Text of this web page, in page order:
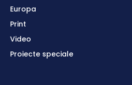
Europa
Print
Video
Proiecte speciale